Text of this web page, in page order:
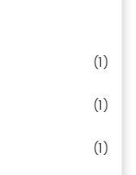
(1)
(1)
(1)